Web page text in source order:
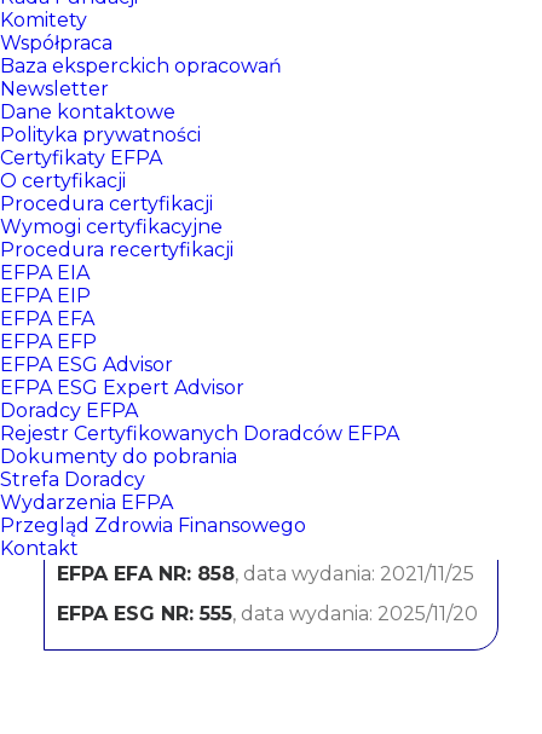
Komitety
Współpraca
Baza eksperckich opracowań
Newsletter
Dane kontaktowe
Polityka prywatności
Certyfikaty EFPA
O certyfikacji
Procedura certyfikacji
Wymogi certyfikacyjne
Procedura recertyfikacji
EFPA EIA
EFPA EIP
EFPA EFA
EFPA EFP
EFPA ESG Advisor
EFPA ESG Expert Advisor
Doradcy EFPA
Rejestr Certyfikowanych Doradców EFPA
Dokumenty do pobrania
Strefa Doradcy
Wydarzenia EFPA
Przegląd Zdrowia Finansowego
Kontakt
Rejestr
Certyfikowanych
Doradców EFPA
Marek Brojacz
PKO Bank Polski SA
CERTYFIKATY:
EFPA EFA NR: 858, data wydania: 2021/11/25
EFPA ESG NR: 555, data wydania: 2025/11/20